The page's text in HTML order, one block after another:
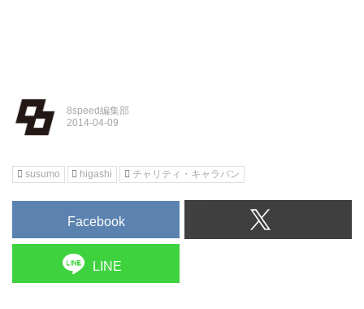
8speed編集部
susumo higashi チャリティ・キャラバン
Facebook
LINE